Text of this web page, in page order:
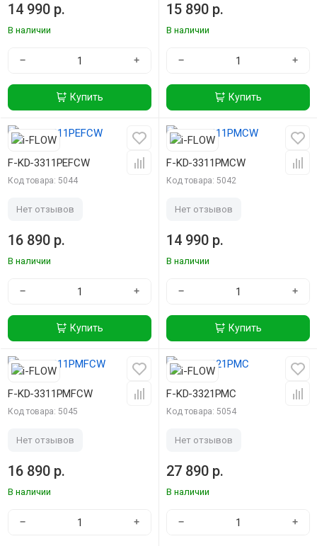
14 990 р.
В наличии
− +
Купить
15 890 р.
В наличии
− +
Купить
F-KD-3311PEFCW
Код товара: 5044
Нет отзывов
16 890 р.
В наличии
− +
Купить
F-KD-3311PMCW
Код товара: 5042
Нет отзывов
14 990 р.
В наличии
− +
Купить
F-KD-3311PMFCW
Код товара: 5045
Нет отзывов
16 890 р.
В наличии
− +
F-KD-3321PMC
Код товара: 5054
Нет отзывов
27 890 р.
В наличии
− +